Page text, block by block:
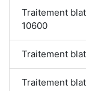
Traitement
10600
Traitement
Traitement